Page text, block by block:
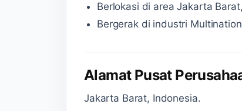
Berlokasi di area Jakarta
Bergerak di industri
Alamat Pusat
Jakarta Barat, Indonesia.